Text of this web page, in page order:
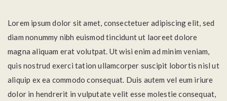
Lorem ipsum dolor sit amet, consectetuer adipiscing elit, sed
diam nonummy nibh euismod tincidunt ut laoreet dolore
magna aliquam erat volutpat. Ut wisi enim ad minim veniam,
quis nostrud exerci tation ullamcorper suscipit lobortis nisl ut
aliquip ex ea commodo consequat. Duis autem vel eum iriure
dolor in hendrerit in vulputate velit esse molestie consequat,